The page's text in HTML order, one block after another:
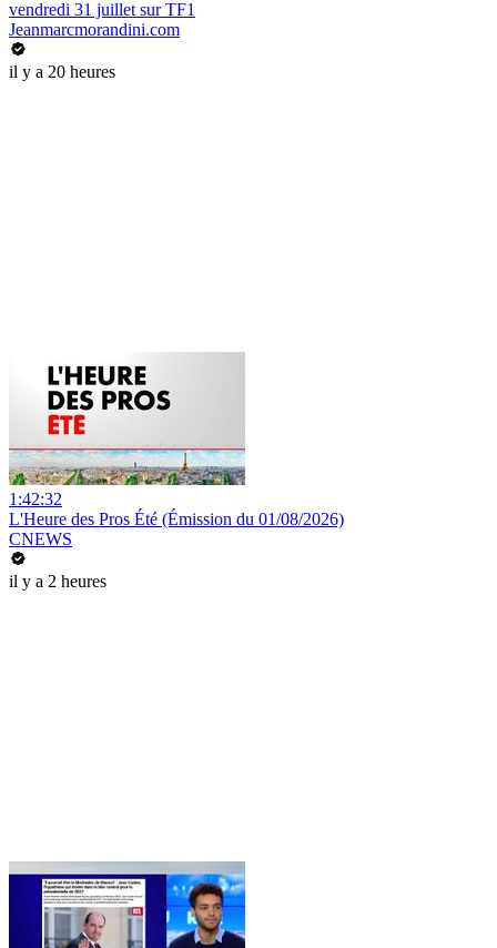
vendredi 31 juillet sur TF1
Jeanmarcmorandini.com
il y a 20 heures
1:42:32
L'Heure des Pros Été (Émission du 01/08/2026)
CNEWS
il y a 2 heures